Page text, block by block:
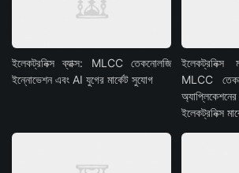
ইলেকট্রনিক্স ব্যাক্স: MLCC তেকনোলজি
ইন্নোভেশন এবং AI যুগের মার্কেট সুযোগ
ইলেকট্রনিক্স
MLCC
ইলেকট্রনিক্স